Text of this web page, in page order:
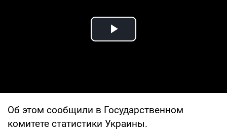
Play Video
Об этом сообщили в Государственном
комитете статистики Украины.